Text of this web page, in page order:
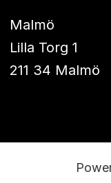
Malmö
Lilla Torg 1
211 34 Malmö